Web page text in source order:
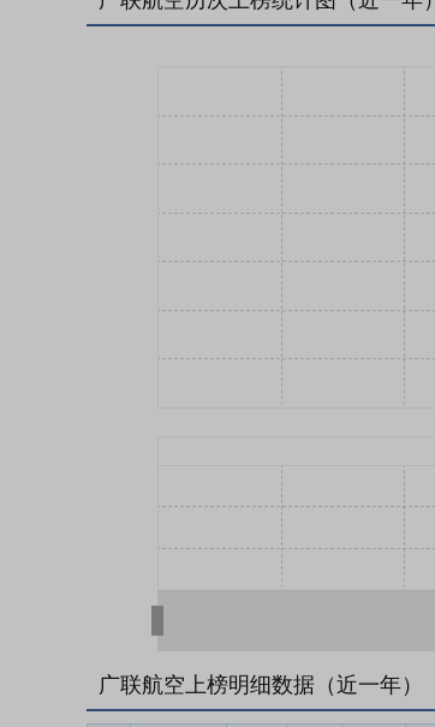
广联航空上榜明细数据（近一年）